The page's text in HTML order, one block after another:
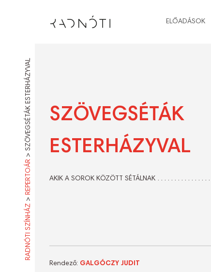
ELŐADÁSOK
RADNÓTI SZÍNHÁZ
>
REPERTOÁR
>
SZÖVEGSÉTÁK ESTERHÁZYVAL
SZÖVEGSÉTÁK
ESTERHÁZYVAL
AKIK A SOROK KÖZÖTT SÉTÁLNAK
Rendező: GALGÓCZY JUDIT